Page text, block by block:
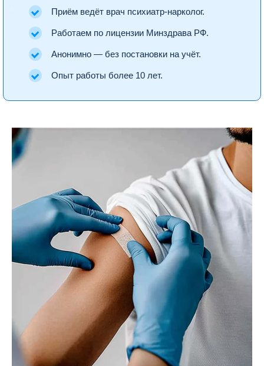
Приём ведёт врач психиатр-нарколог.
Работаем по лицензии Минздрава РФ.
Анонимно — без постановки на учёт.
Опыт работы более 10 лет.